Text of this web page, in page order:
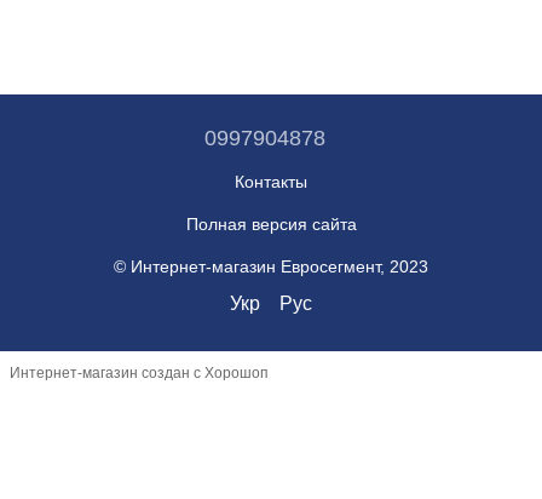
0997904878
Контакты
Полная версия сайта
© Интернет-магазин Евросегмент, 2023
Укр Рус
Интернет-магазин создан с Хорошоп